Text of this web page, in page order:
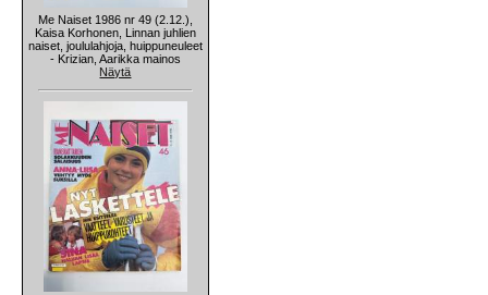
Me Naiset 1986 nr 49 (2.12.),
Kaisa Korhonen, Linnan juhlien
naiset, joululahjoja, huippuneuleet
- Krizian, Aarikka mainos
Näytä